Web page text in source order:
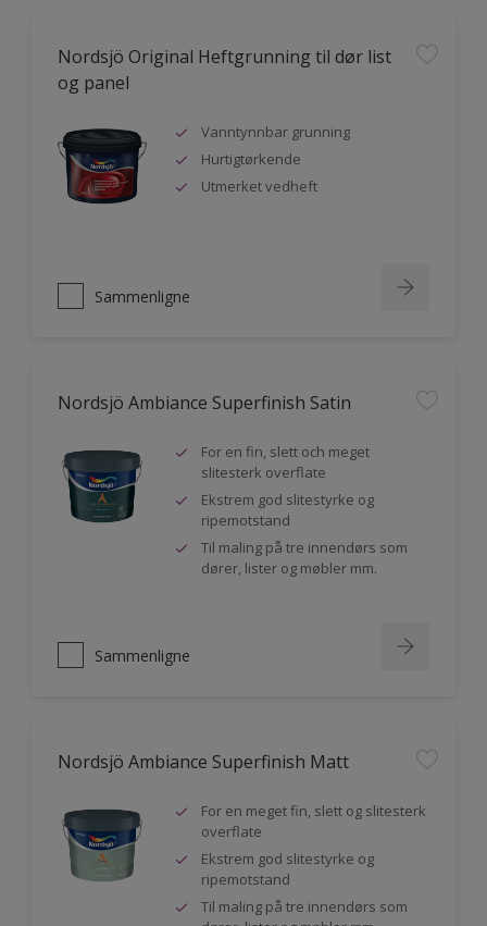
Nordsjö Original Heftgrunning til dør list
og panel
Vanntynnbar grunning
Hurtigtørkende
Utmerket vedheft
Sammenligne
Nordsjö Ambiance Superfinish Satin
For en fin, slett och meget
slitesterk overflate
Ekstrem god slitestyrke og
ripemotstand
Til maling på tre innendørs som
dører, lister og møbler mm.
Sammenligne
Nordsjö Ambiance Superfinish Matt
For en meget fin, slett og slitesterk
overflate
Ekstrem god slitestyrke og
ripemotstand
Til maling på tre innendørs som